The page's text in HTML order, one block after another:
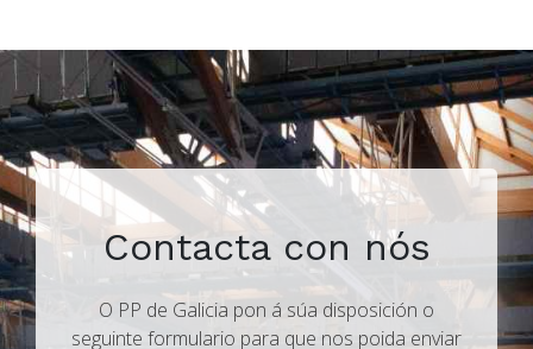
Contacta con nós
O PP de Galicia pon á súa disposición o
seguinte formulario para que nos poida enviar